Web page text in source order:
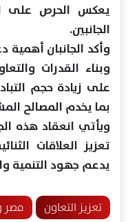
يعكس الحرص على
الجانبين.
وأكد الجانبان أهمية
وبناء القدرات
على زيادة حجم
بما يخدم المصالح
ويأتي انعقاد هذه
تعزيز العلاقات
يدعم جهود التنمية
تعزيز التعاون مصر